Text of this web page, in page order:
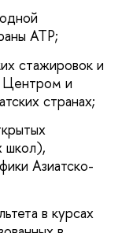
АТР;
стажировок и
и
странах;
школ),
Азиатско-
в курсах